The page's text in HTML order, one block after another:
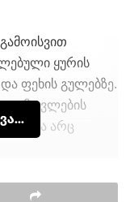
ყურის
ფეხის გულებზე.
გამოვლების
და არც